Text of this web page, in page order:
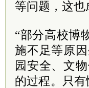
等问题，这
“部分高校博
施不足等原
园安全、文
的过程。只